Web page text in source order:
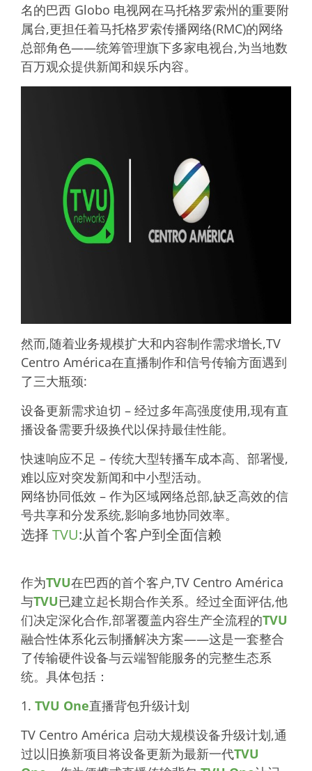
名的巴西 Globo 电视网在马托格罗索州的重要附
属台,更担任着马托格罗索传播网络(RMC)的网络
总部角色——统筹管理旗下多家电视台,为当地数
百万观众提供新闻和娱乐内容。
然而,随着业务规模扩大和内容制作需求增长,TV
Centro América在直播制作和信号传输方面遇到
了三大瓶颈:
设备更新需求迫切 – 经过多年高强度使用,现有直
播设备需要升级换代以保持最佳性能。
快速响应不足 – 传统大型转播车成本高、部署慢,
难以应对突发新闻和中小型活动。
网络协同低效 – 作为区域网络总部,缺乏高效的信
号共享和分发系统,影响多地协同效率。
选择 TVU:从首个客户到全面信赖
作为TVU在巴西的首个客户,TV Centro América
与TVU已建立起长期合作关系。经过全面评估,他
们决定深化合作,部署覆盖内容生产全流程的TVU
融合性体系化云制播解决方案——这是一套整合
了传输硬件设备与云端智能服务的完整生态系
统。具体包括：
1. TVU One直播背包升级计划
TV Centro América 启动大规模设备升级计划,通
过以旧换新项目将设备更新为最新一代TVU